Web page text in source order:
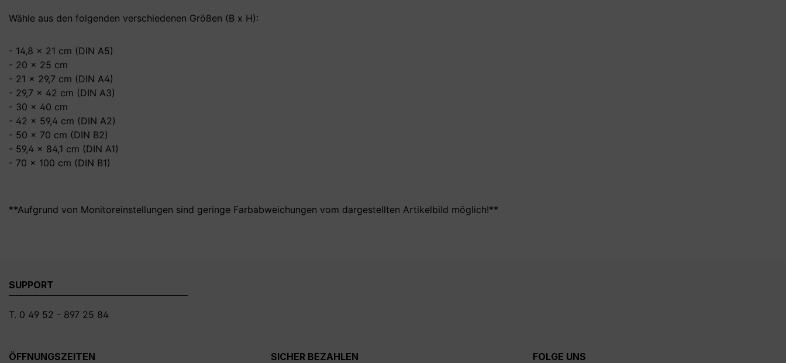
Wähle aus den folgenden verschiedenen Größen (B x H):
- 14,8 x 21 cm (DIN A5)
- 20 x 25 cm
- 21 x 29,7 cm (DIN A4)
- 29,7 x 42 cm (DIN A3)
- 30 x 40 cm
- 42 x 59,4 cm (DIN A2)
- 50 x 70 cm (DIN B2)
- 59,4 x 84,1 cm (DIN A1)
- 70 x 100 cm (DIN B1)
**Aufgrund von Monitoreinstellungen sind geringe Farbabweichungen vom dargestellten Artikelbild möglich!**
SUPPORT
T. 0 49 52 - 897 25 84
ÖFFNUNGSZEITEN SICHER BEZAHLEN FOLGE UNS